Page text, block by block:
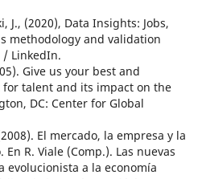
J., (2020), Data Insights: Jobs,
methodology and validation
/ LinkedIn.
Give us your best and
talent and its impact on the
DC: Center for Global
El mercado, la empresa y la
R. Viale (Comp.). Las nuevas
evolucionista a la economía